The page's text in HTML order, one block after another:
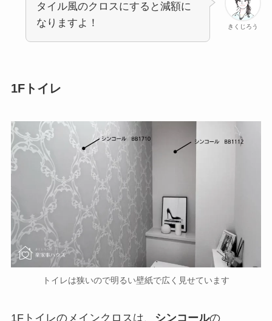
きくじろう
タイル風のクロスにすると減額に
なりますよ！
1Fトイレ
トイレは狭いので明るい壁紙で広く見せています
1Fトイレのメインクロスは、 シンコールの